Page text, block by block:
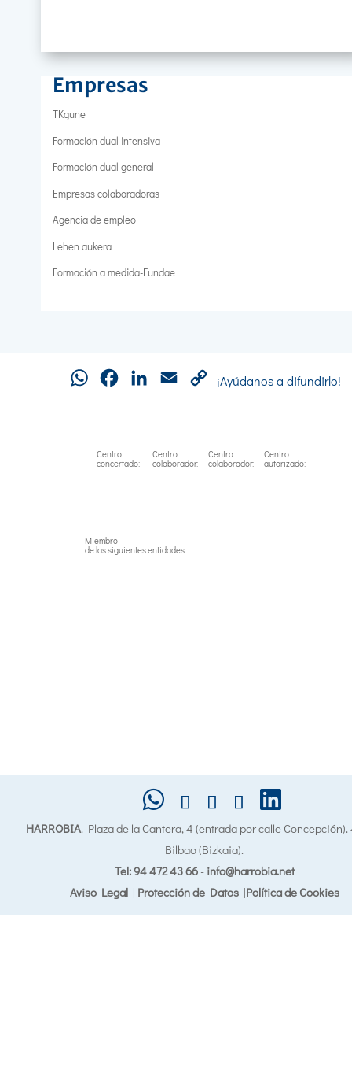
Empresas
TKgune
Formación dual intensiva
Formación dual general
Empresas colaboradoras
Agencia de empleo
Lehen aukera
Formación a medida-Fundae
WhatsAppFacebookLinkedInEmail
Copy
¡Ayúdanos a difundirlo!
Centro
concertado:
Centro
colaborador:
Centro
colaborador:
Centro
autorizado:
Miembro
de las siguientes entidades:
HARROBIA. Plaza de la Cantera, 4 (entrada por calle
Bilbao (Bizkaia).
Tel: 94 472 43 66- info@harrobia.net
Aviso Legal| Protección de Datos|Política de Cookies